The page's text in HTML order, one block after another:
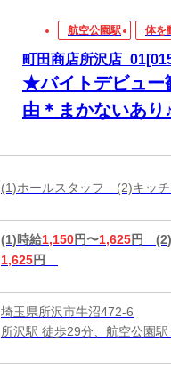
航空公園駅 体を
町田商店所沢店
★バイトデビュー
由＊まかないあり
(1)ホールスタッフ (2)キッ
(1)時給1,150円〜1,625円
1,625円
埼玉県所沢市牛沼472-6
所沢駅 徒歩29分、航空公園